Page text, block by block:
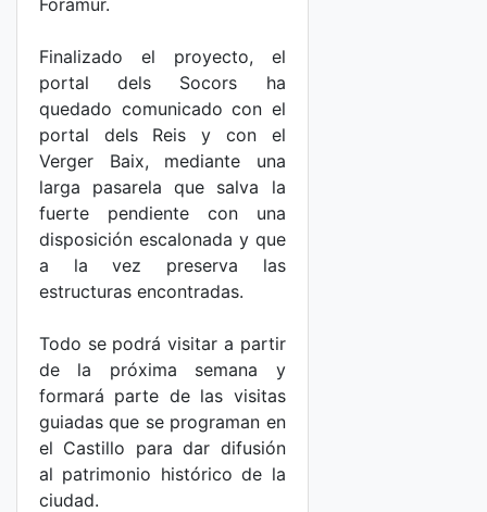
Foramur.
Finalizado el proyecto, el
portal dels Socors ha
quedado comunicado con el
portal dels Reis y con el
Verger Baix, mediante una
larga pasarela que salva la
fuerte pendiente con una
disposición escalonada y que
a la vez preserva las
estructuras encontradas.
Todo se podrá visitar a partir
de la próxima semana y
formará parte de las visitas
guiadas que se programan en
el Castillo para dar difusión
al patrimonio histórico de la
ciudad.